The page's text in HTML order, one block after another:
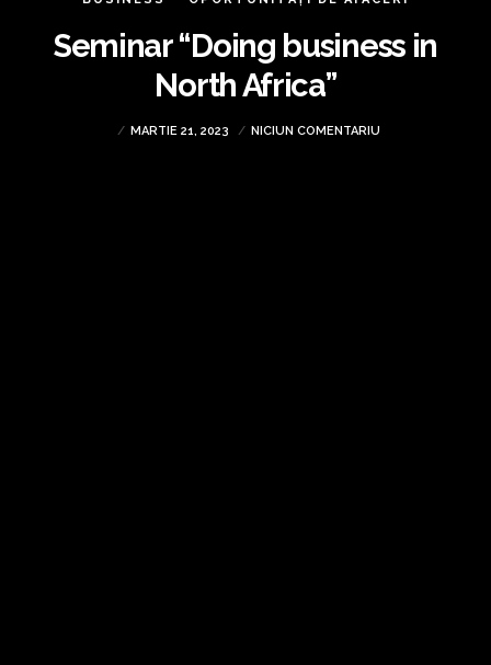
Seminar “Doing business in
North Africa”
MARTIE 21, 2023 NICIUN COMENTARIU